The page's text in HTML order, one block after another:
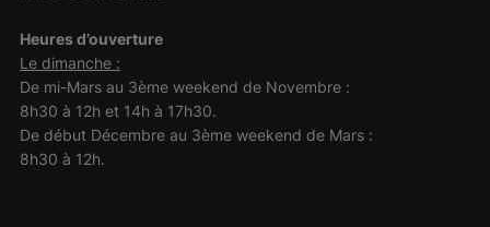
Heures d’ouverture
Le dimanche :
De mi-Mars au 3ème weekend de Novembre :
8h30 à 12h et 14h à 17h30.
De début Décembre au 3ème weekend de Mars :
8h30 à 12h.